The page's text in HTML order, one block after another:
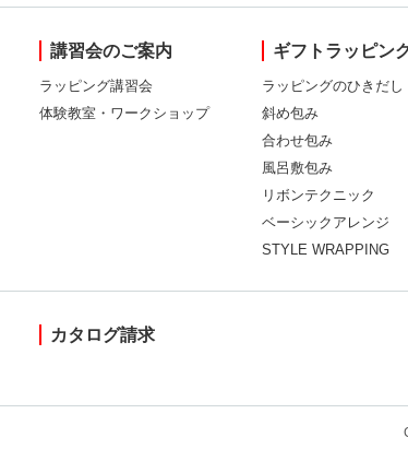
講習会のご案内
ラッピング講習会
体験教室・ワークショップ
ギフトラッピン
ラッピングのひきだし
斜め包み
合わせ包み
風呂敷包み
リボンテクニック
ベーシックアレンジ
STYLE WRAPPING
カタログ請求